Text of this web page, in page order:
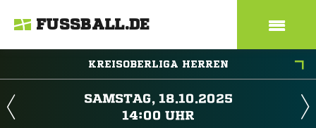
FUSSBALL.DE
KREISOBERLIGA HERREN
 
 